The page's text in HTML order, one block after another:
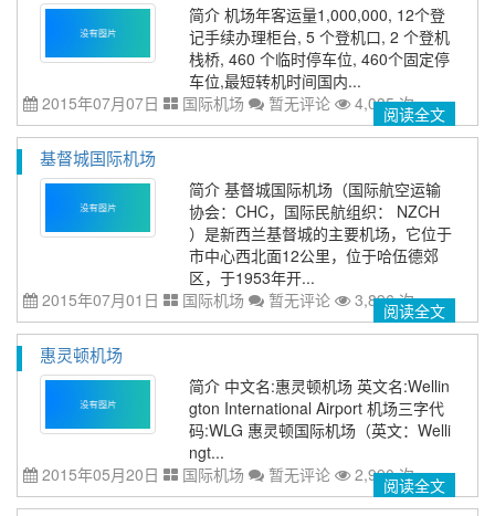
简介 机场年客运量1,000,000, 12个登
记手续办理柜台, 5 个登机口, 2 个登机
栈桥, 460 个临时停车位, 460个固定停
车位,最短转机时间国内...
2015年07月07日
国际机场 暂无评论 4,035 次阅读全文
基督城国际机场
简介 基督城国际机场（国际航空运输
协会：CHC，国际民航组织： NZCH
）是新西兰基督城的主要机场，它位于
市中心西北面12公里，位于哈伍德郊
区，于1953年开...
2015年07月01日
国际机场 暂无评论 3,896 次阅读全文
惠灵顿机场
简介 中文名:惠灵顿机场 英文名:Wellin
gton International Airport 机场三字代
码:WLG 惠灵顿国际机场（英文：Welli
ngt...
2015年05月20日
国际机场 暂无评论 2,990 次阅读全文